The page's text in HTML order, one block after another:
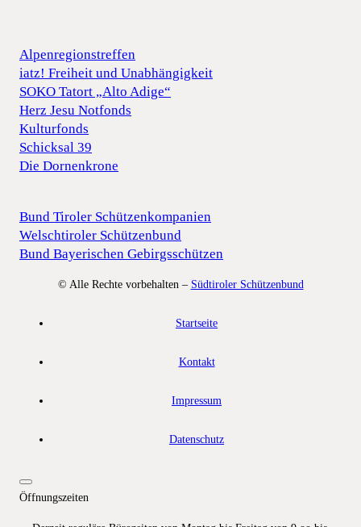
Alpenregionstreffen
iatz! Freiheit und Unabhängigkeit
SOKO Tatort „Alto Adige“
Herz Jesu Notfonds
Kulturfonds
Schicksal 39
Die Dornenkrone
Bund Tiroler Schützenkompanien
Welschtiroler Schützenbund
Bund Bayerischen Gebirgsschützen
© Alle Rechte vorbehalten – Südtiroler Schützenbund
Startseite
Kontakt
Impressum
Datenschutz
Öffnungszeiten